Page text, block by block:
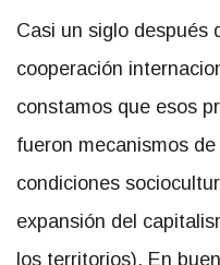
Casi un siglo después
cooperación
constamos que esos
fueron mecanismos
condiciones
expansión del
los territorios). En